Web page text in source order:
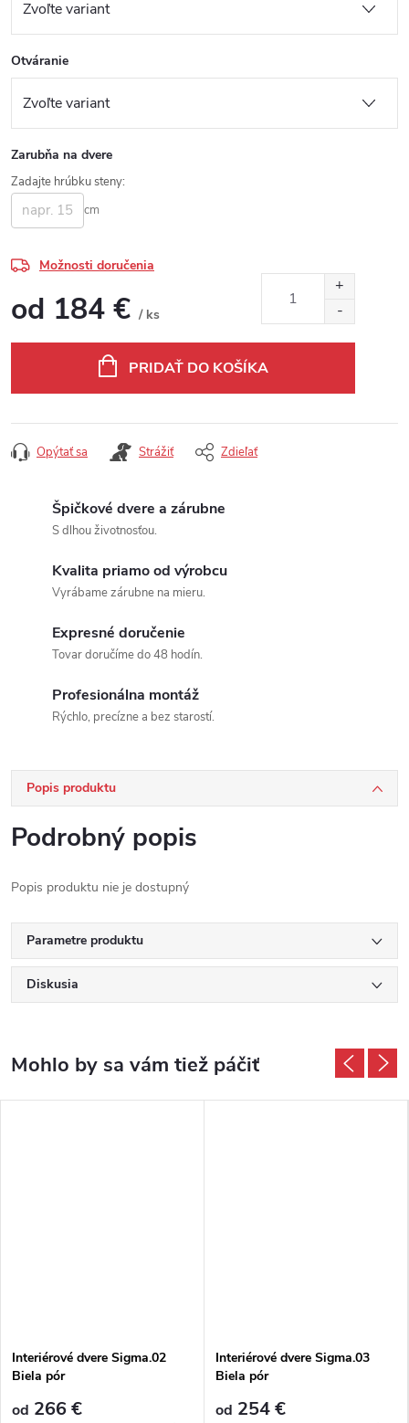
Otváranie
Zarubňa na dvere
Zadajte hrúbku steny:
cm
Možnosti doručenia
od 184 € / ks
PRIDAŤ DO KOŠÍKA
Opýtať sa Strážiť Zdieľať
Špičkové dvere a zárubne
S dlhou životnosťou.
Kvalita priamo od výrobcu
Vyrábame zárubne na mieru.
Expresné doručenie
Tovar doručíme do 48 hodín.
Profesionálna montáž
Rýchlo, precízne a bez starostí.
Popis produktu
Podrobný popis
Popis produktu nie je dostupný
Parametre produktu
Diskusia
Interiérové dvere Sigma.02
Biela pór
od 266 €
Interiérové dvere Sigma.03
Biela pór
od 254 €